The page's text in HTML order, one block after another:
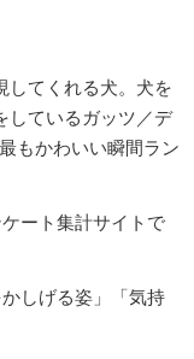
てくれる犬。犬を
しているガッツ／デ
もかわいい瞬間ラン
ート集計サイトで
しげる姿」「気持